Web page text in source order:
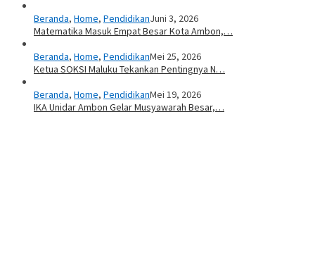
Beranda, Home, PendidikanJuni 3, 2026
Matematika Masuk Empat Besar Kota Ambon,…
Beranda, Home, PendidikanMei 25, 2026
Ketua SOKSI Maluku Tekankan Pentingnya N…
Beranda, Home, PendidikanMei 19, 2026
IKA Unidar Ambon Gelar Musyawarah Besar,…